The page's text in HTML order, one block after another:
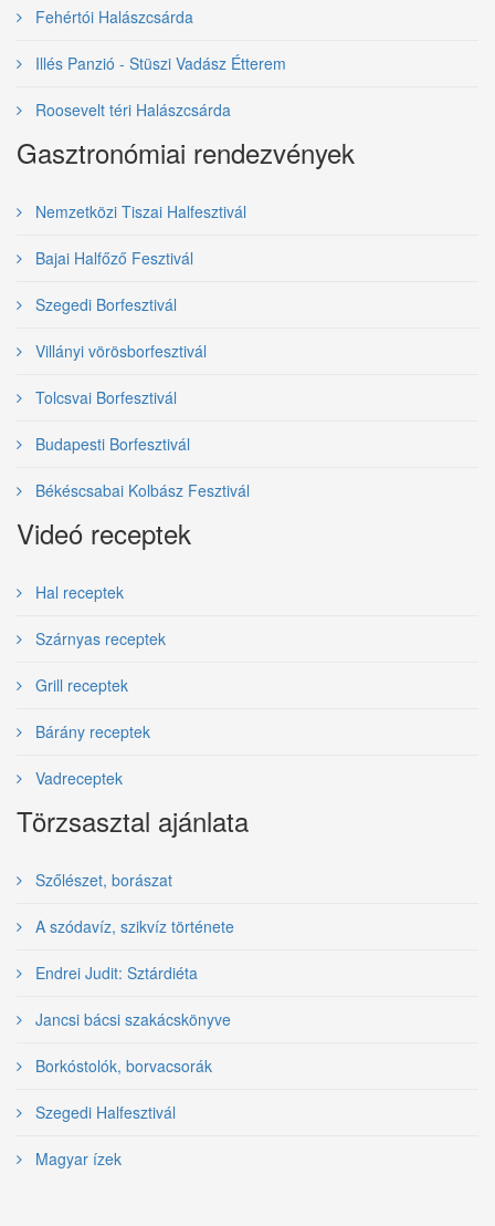
Fehértói Halászcsárda
Illés Panzió - Stüszi Vadász Étterem
Roosevelt téri Halászcsárda
Gasztronómiai rendezvények
Nemzetközi Tiszai Halfesztivál
Bajai Halfőző Fesztivál
Szegedi Borfesztivál
Villányi vörösborfesztivál
Tolcsvai Borfesztivál
Budapesti Borfesztivál
Békéscsabai Kolbász Fesztivál
Videó receptek
Hal receptek
Szárnyas receptek
Grill receptek
Bárány receptek
Vadreceptek
Törzsasztal ajánlata
Szőlészet, borászat
A szódavíz, szikvíz története
Endrei Judit: Sztárdiéta
Jancsi bácsi szakácskönyve
Borkóstolók, borvacsorák
Szegedi Halfesztivál
Magyar ízek